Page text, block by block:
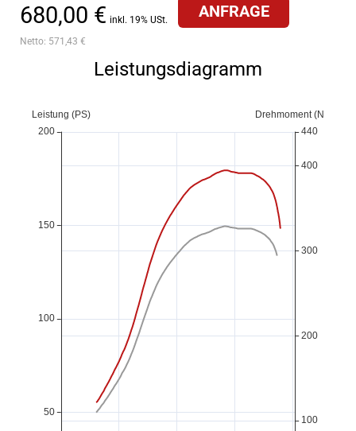
680,00 € inkl. 19% USt.
Netto: 571,43 €
ANFRAGE
Leistungsdiagramm